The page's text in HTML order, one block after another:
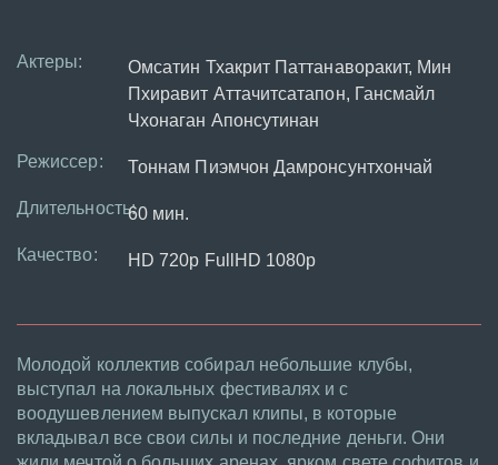
Актеры:
Омсатин Тхакрит Паттанаворакит, Мин
Пхиравит Аттачитсатапон, Гансмайл
Чхонаган Апонсутинан
Режиссер: Тоннам Пиэмчон Дамронсунтхончай
Длительность:60 мин.
Качество: HD 720p FullHD 1080p
Молодой коллектив собирал небольшие клубы,
выступал на локальных фестивалях и с
воодушевлением выпускал клипы, в которые
вкладывал все свои силы и последние деньги. Они